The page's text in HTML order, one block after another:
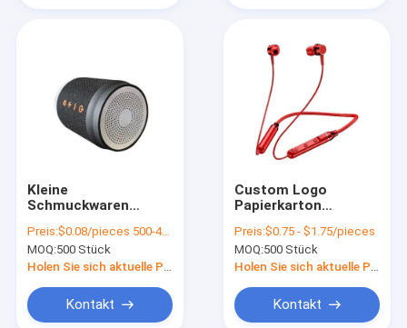
Kleine
Schmuckwaren
Geschenkbox
Mädchen billige
Verpackung
Preis:$0.08/pieces 500-4999 pieces
MOQ:500 Stück
Holen Sie sich aktuelle Preis
Kontakt
Custom Logo
Papierkarton
Klappfarbe Weiß /
Schwarz / Roségold
Luxus
Box mit
Bandverschluss
Preis:$0.75 - $1.75/pieces
MOQ:500 Stück
Holen Sie sich aktuelle Preis
Kontakt